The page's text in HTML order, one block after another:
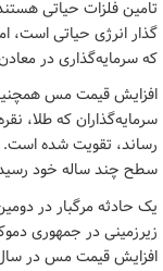
تامین فلزات حیاتی
گذار انرژی حیاتی است،
که سرمایه‌گذاری در
افزایش قیمت مس همچنین
سرمایه‌گذاران که طلا،
رساند، تقویت شده است.
سطح چند ساله خود
یک حادثه مرگبار در
زیرزمینی در جمهوری
افزایش قیمت مس در سال ۲۰۲۵ کمک